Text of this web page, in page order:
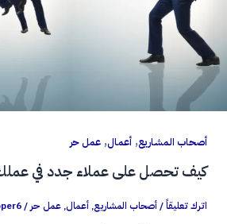
أصحاب المشاريع, أعمال, عمل حر
كيف تحصل على عملاء جدد في
اترك تعليقاً/أصحاب المشاريع, أعمال, عمل حر /